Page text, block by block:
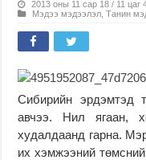
2013 оны 11 сар 18 / 11 цаг
Мэдээ мэдээлэл ,Танин
Сибирийн эрдэмтэд
авчээ. Нил ягаан,
худалдаанд гарна.
их хэмжээний